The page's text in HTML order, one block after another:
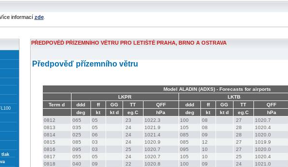
informací zde.
tlak
PŘEDPOVĚĎ PŘÍZEMNÍHO VĚTRU PRO LETIŠTĚ PRAHA, BRNO A OSTRAVA
Předpověď přízemního větru
Model ALADIN (ADXS) - Forecasts for airports
LKPR
LKTB
Term d
ddd ff GG TT QFF ddd ff GG TT QFF
deg
kt kt d eg.C hPa deg kt kt d eg.C hPa
0812
065 05 23 1022.3 100 08 27 1020.7
0813
035 05 24 1021.9 105 08 28 1020.4
0814
025 06 24 1021.4 085 09 28 1020.0
0815
085 03 24 1020.9 085 12 27 1019.9
0816
095 03 25 1020.7 095 10 27 1020.0
0817
055 05 24 1020.7 105 10 25 1020.4
0818
040 09 22 1020.8 100 09 24 1021.0